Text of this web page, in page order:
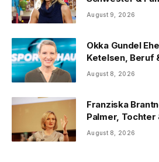
August 9, 2026
Okka Gundel
Ketelsen, Beruf
August 8, 2026
Franziska
Palmer, Tochter
August 8, 2026